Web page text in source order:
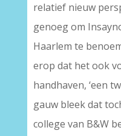
relatief nieuw
genoeg om
Haarlem te
erop dat het ook
handhaven, ‘een
gauw bleek dat
college van B&W